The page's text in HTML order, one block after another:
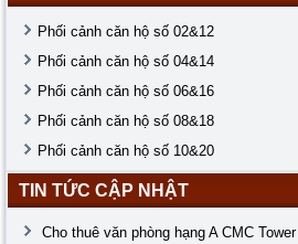
Phối cảnh căn hộ số 02&12
Phối cảnh căn hộ số 04&14
Phối cảnh căn hộ số 06&16
Phối cảnh căn hộ số 08&18
Phối cảnh căn hộ số 10&20
TIN TỨC CẬP NHẬT
Cho thuê văn phòng hạng A CMC Tower